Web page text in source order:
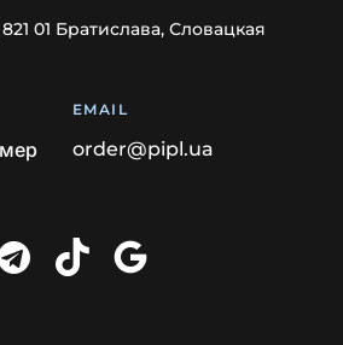
01 Братислава, Словацкая
EMAIL
order@pipl.ua